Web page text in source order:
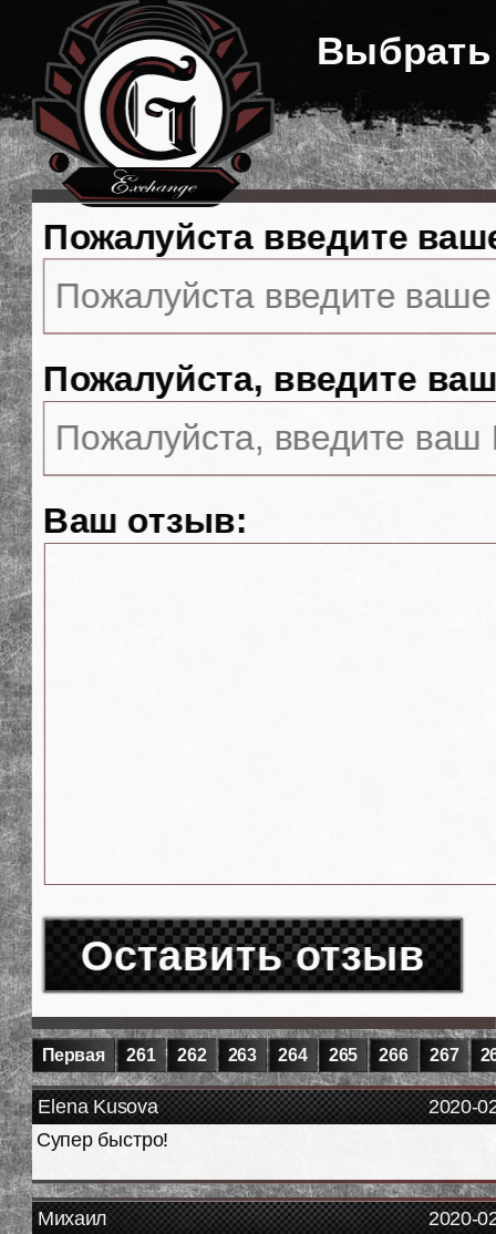
Пожалуйста введите
Пожалуйста, введите
Ваш отзыв:
Оставить отзыв
Первая 261 262 263 264 265 266 267
2020-
Elena Kusova
Супер быстро!
2020-
Михаил